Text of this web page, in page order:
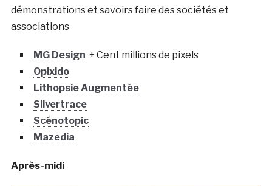
démonstrations et savoirs faire des sociétés et
associations
MG Design + Cent millions de pixels
Opixido
Lithopsie Augmentée
Silvertrace
Scénotopic
Mazedia
Après-midi